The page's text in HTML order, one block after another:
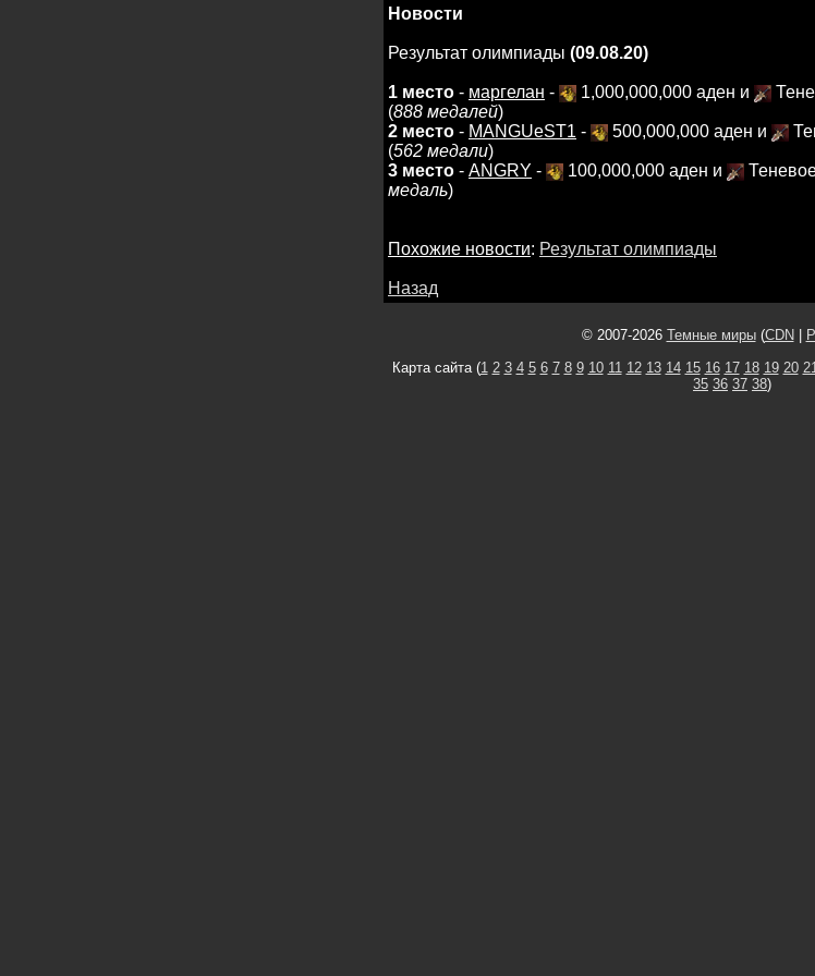
Новости
Результат олимпиады (09.08.20)
1 место - маргелан - 1,000,000,000 аден и
(888 медалей)
2 место - MANGUeST1 - 500,000,000 аден и
(562 медали)
3 место - ANGRY - 100,000,000 аден и
медаль)
Похожие новости: Результат олимпиады
Назад
© 2007-2026 Темные миры(CDN
Карта сайта (1 2 3 4 5 6 7 8 9 10 11 12 13 14 15 16 17 18 19 20
35 36 37 38)